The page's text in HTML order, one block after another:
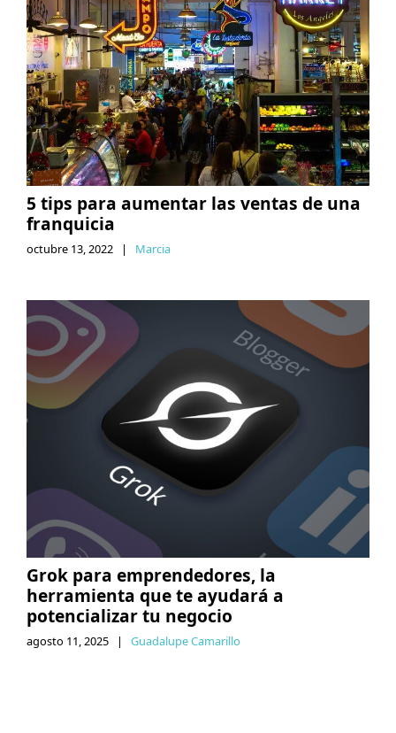
5 tips para aumentar las ventas de una
franquicia
octubre 13, 2022 | Marcia
Grok para emprendedores, la
herramienta que te ayudará a
potencializar tu negocio
agosto 11, 2025 | Guadalupe Camarillo